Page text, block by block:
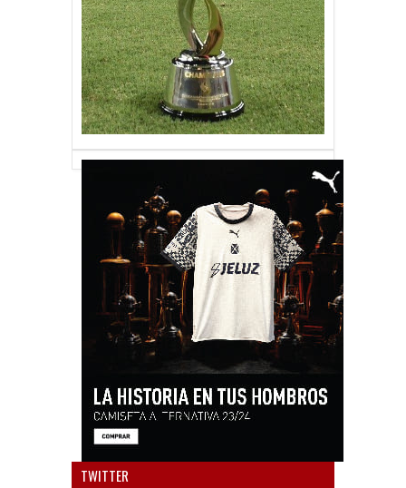
TWITTER